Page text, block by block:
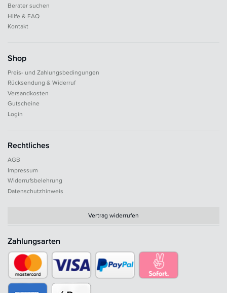
Berater suchen
Hilfe & FAQ
Kontakt
Shop
Preis- und Zahlungsbedingungen
Rücksendung & Widerruf
Versandkosten
Gutscheine
Login
Rechtliches
AGB
Impressum
Widerrufsbelehrung
Datenschutzhinweis
Vertrag widerrufen
Zahlungsarten